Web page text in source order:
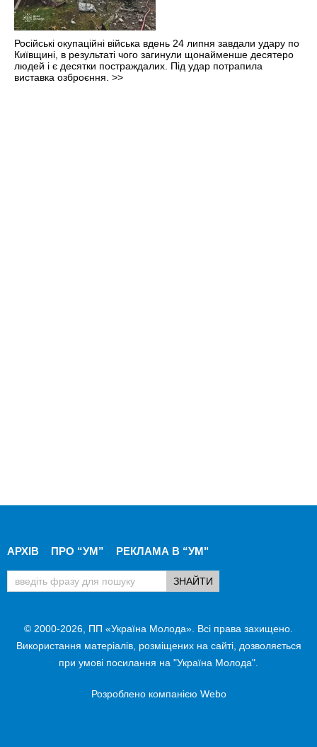
Російські окупаційні війська вдень 24 липня завдали удару по
Київщині, в результаті чого загинули щонайменше десятеро
людей і є десятки постраждалих. Під удар потрапила
виставка озброєння. >>
АРХІВ ПРО “УМ” РЕКЛАМА В “УМ"
© 2000-2026, ПП «Україна Молода». Всі права захищено.
Використання матеріалів, розміщених на сайті, дозволяється
при умові посилання на "Україна Молода".
Розроблено компанією Webo